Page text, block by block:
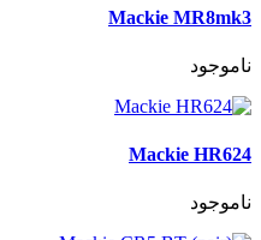
Mackie MR8mk3
ناموجود
Mackie HR624
ناموجود